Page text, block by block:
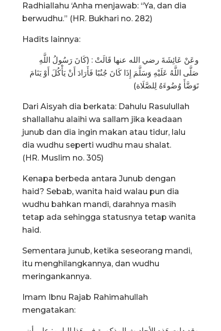
Radhiallahu ‘Anha menjawab: “Ya, dan dia
berwudhu.” (HR. Bukhari no. 282)
Hadits lainnya:
وعَنْ عَائِشَةَ رضي الله عنها قَالَتْ : (كَانَ رَسُولُ اللَّهِ
صَلَّى اللَّهُ عَلَيْهِ وَسَلَّمَ إِذَا كَانَ جُنُبًا فَأَرَادَ أَنْ يَأْكُلَ أَوْ يَنَامَ
تَوَضَّأَ وُضُوءَهُ لِلصَّلَاة)
Dari Aisyah dia berkata: Dahulu Rasulullah
shallallahu alaihi wa sallam jika keadaan
junub dan dia ingin makan atau tidur, lalu
dia wudhu seperti wudhu mau shalat.
(HR. Muslim no. 305)
Kenapa berbeda antara Junub dengan
haid? Sebab, wanita haid walau pun dia
wudhu bahkan mandi, darahnya masih
tetap ada sehingga statusnya tetap wanita
haid.
Sementara junub, ketika seseorang mandi,
itu menghilangkannya, dan wudhu
meringankannya.
Imam Ibnu Rajab Rahimahullah
mengatakan: